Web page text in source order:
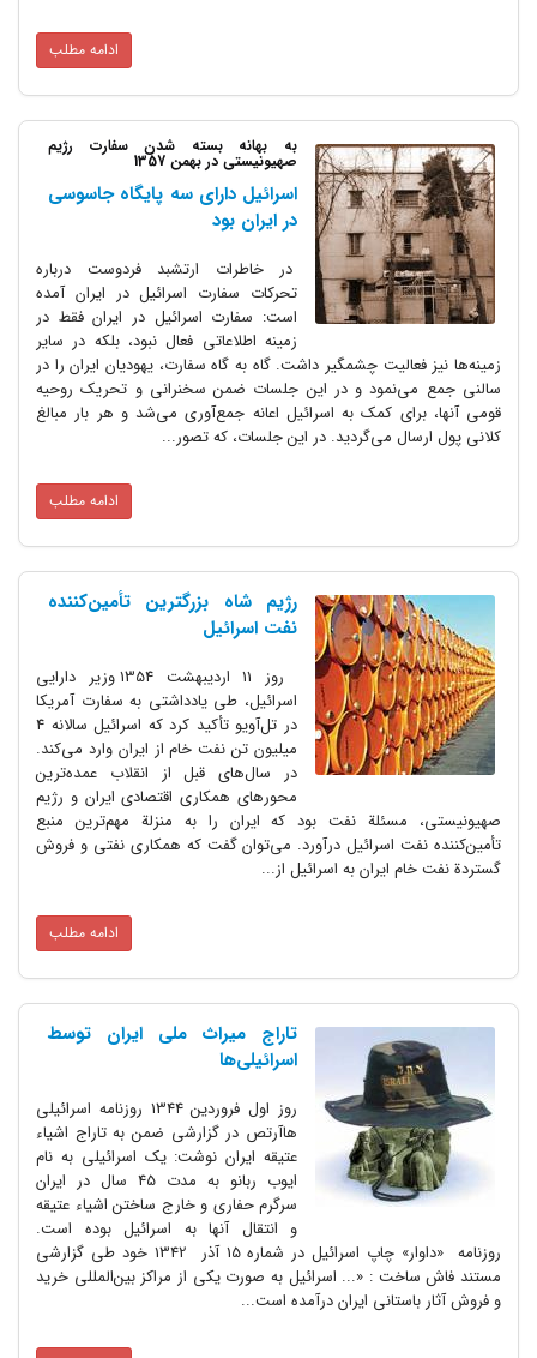
ادامه مطلب
به بهانه بسته شدن سفارت رژیم
صهیونیستی در بهمن 1357
اسرائیل دارای سه پایگاه جاسوسی
در ایران بود
در خاطرات ارتشبد فردوست درباره
تحرکات سفارت اسرائیل در ایران آمده
است: سفارت اسرائیل در ایران فقط در
زمینه اطلاعاتی فعال نبود، بلکه در سایر
زمینه‌ها نیز فعالیت چشمگیر داشت. گاه به گاه سفارت، یهودیان ایران را در
سالنی جمع می‌نمود و در این جلسات ضمن سخنرانی و تحریک روحیه
قومی آنها، برای کمک به اسرائیل اعانه جمع‌آوری می‌شد و هر بار مبالغ
کلانی پول ارسال می‌گردید. در این جلسات، که تصور...
ادامه مطلب
رژیم شاه بزرگترین تأمین‌کننده
نفت اسرائیل
روز 11 اردیبهشت 1354 وزیر دارایی
اسرائیل، طی یادداشتی به سفارت آمریکا
در تل‌آویو تأکید کرد که اسرائیل سالانه 4
میلیون تن نفت خام از ایران وارد می‌کند.
در سال‌های قبل از انقلاب عمده‌ترین
محورهای همکاری اقتصادی ایران و رژیم
صهیونیستی، مسئلة نفت بود که ایران را به منزلة مهم‌ترین منبع
تأمین‌کننده نفت اسرائیل درآورد. می‌توان گفت که همکاری نفتی و فروش
گستردة نفت خام ایران به اسرائیل از...
ادامه مطلب
تاراج میراث ملی ایران توسط
اسرائیلی‌‌ها
روز اول فروردین 1344 روزنامه اسرائیلی
هاآرتص در گزارشی ضمن به تاراج اشیاء
عتیقه ایران نوشت: یک اسرائیلی به نام
ایوب ربانو به مدت 45 سال در ایران
سرگرم حفاری و خارج ساختن اشیاء عتیقه
و انتقال آنها به اسرائیل بوده است.
روزنامه «داوار» چاپ اسرائیل در شماره 15 آذر 1342 خود طی گزارشی
مستند فاش ساخت : «... اسرائیل به صورت یکی از مراکز بین‌المللی خرید
و فروش آثار باستانی ایران درآمده است...